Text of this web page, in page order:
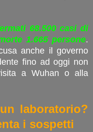
68.500 casi di
1.665 persone.
anche il governo
fino ad oggi non
a Wuhan o alla
laboratorio?
i sospetti